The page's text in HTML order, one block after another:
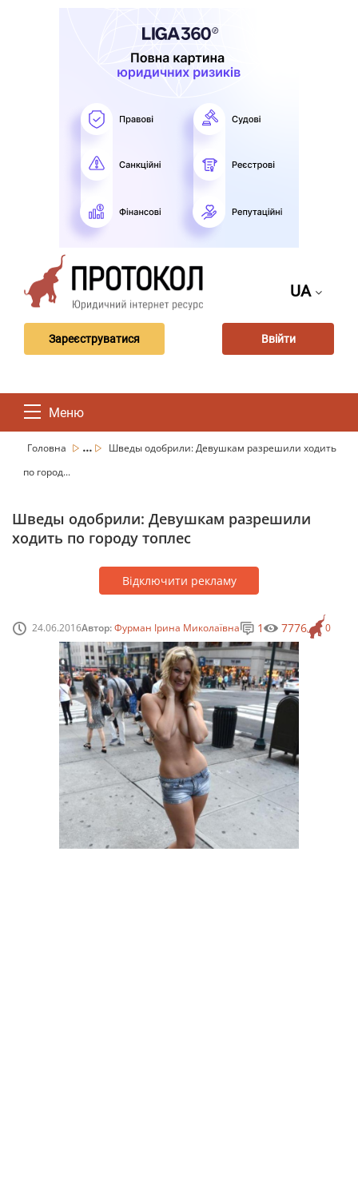
UA
Зареєструватися Ввійти
Меню
Головна ...
Шведы одобрили: Девушкам разрешили ходить
по город...
Шведы одобрили: Девушкам разрешили
ходить по городу топлес
Відключити рекламу
24.06.2016Автор:Фурман Ірина Миколаївна 0
1 7776